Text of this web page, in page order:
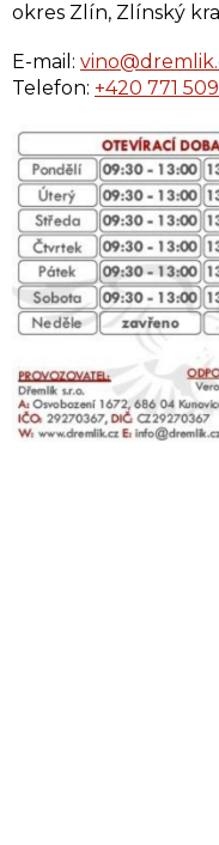
okres Zlín, Zlínský
E-mail:
Telefon: +420 771